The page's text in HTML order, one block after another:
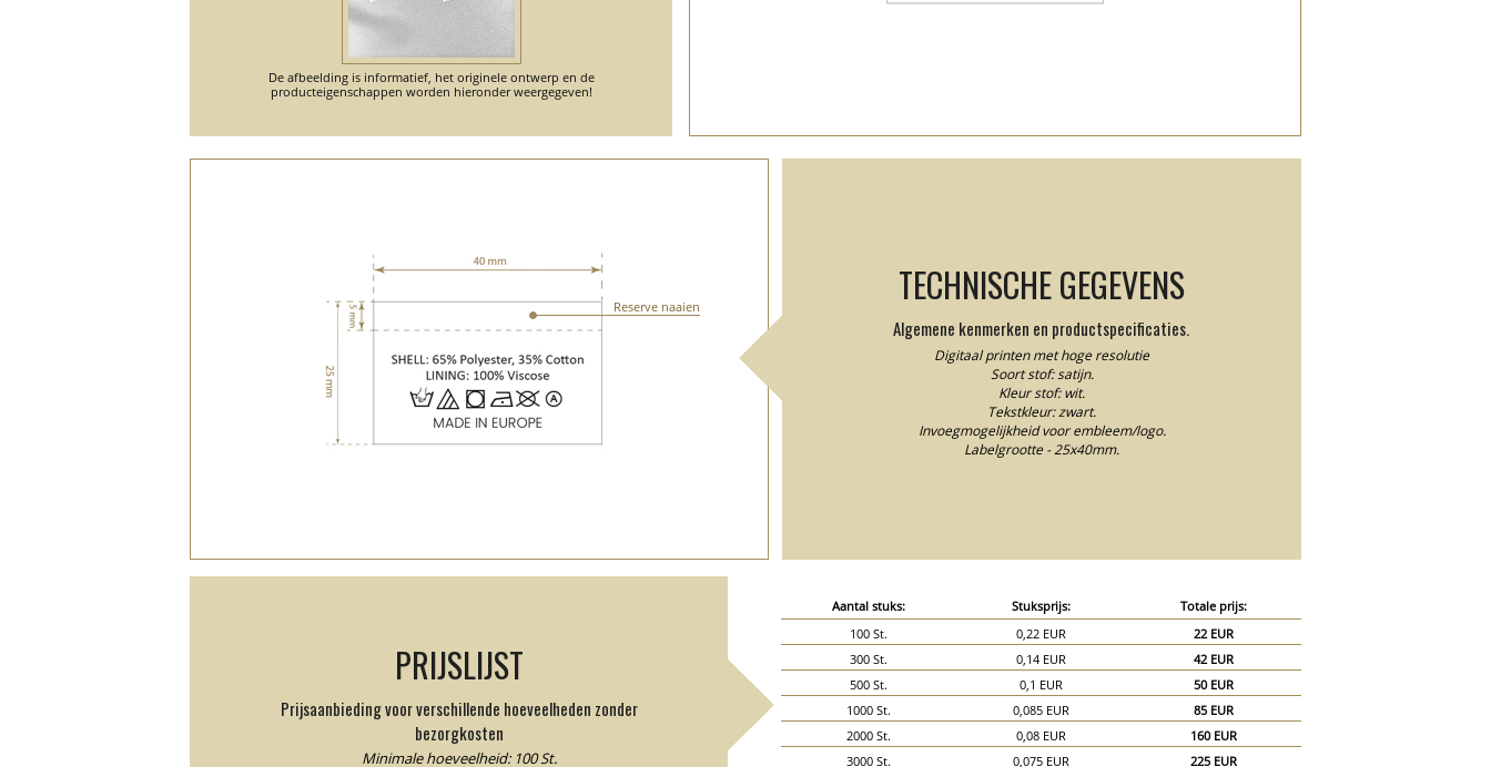
De afbeelding is informatief, het originele ontwerp en de
producteigenschappen worden hieronder weergegeven!
TECHNISCHE GEGEVENS
Algemene kenmerken en productspecificaties.
Digitaal printen met hoge resolutie
Soort stof: satijn.
Kleur stof: wit.
Tekstkleur: zwart.
Invoegmogelijkheid voor embleem/logo.
Labelgrootte - 25x40mm.
Reserve naaien
PRIJSLIJST
Prijsaanbieding voor verschillende hoeveelheden zonder
bezorgkosten
Minimale hoeveelheid: 100 St.
Aantal stuks: Stuksprijs:
Totale prijs:
100 St.
0,22 EUR
22 EUR
300 St.
0,14 EUR
42 EUR
500 St.
0,1 EUR
50 EUR
1000 St.
0,085 EUR
85 EUR
2000 St.
0,08 EUR
160 EUR
3000 St.
0,075 EUR
225 EUR